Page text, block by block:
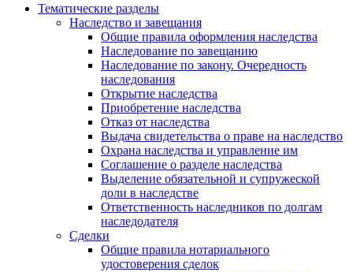
Тематические разделы
Наследство и завещания
Общие правила оформления наследства
Наследование по завещанию
Наследование по закону. Очередность
наследования
Открытие наследства
Приобретение наследства
Отказ от наследства
Выдача свидетельства о праве на наследство
Охрана наследства и управление им
Соглашение о разделе наследства
Выделение обязательной и супружеской
доли в наследстве
Ответственность наследников по долгам
наследодателя
Сделки
Общие правила нотариального
удостоверения сделок